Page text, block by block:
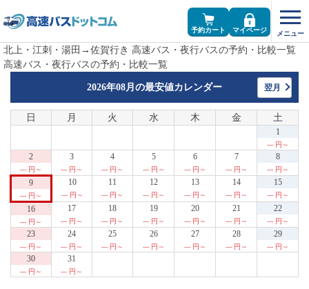
予約カート マイページ
北上・江刺・湯田→佐賀行き 高速バス・夜行バスの予約・比較一覧
高速バス・夜行バスの予約・比較一覧
2026年08月の最安値カレンダー 翌月
日 月 火 水 木 金 土
1
--- 円～
2
--- 円～
3
--- 円～
4
--- 円～
5
--- 円～
6
--- 円～
7
--- 円～
8
--- 円～
9
--- 円～
10
--- 円～
11
--- 円～
12
--- 円～
13
--- 円～
14
--- 円～
15
--- 円～
16
--- 円～
17
--- 円～
18
--- 円～
19
--- 円～
20
--- 円～
21
--- 円～
22
--- 円～
23
--- 円～
24
--- 円～
25
--- 円～
26
--- 円～
27
--- 円～
28
--- 円～
29
--- 円～
30
--- 円～
31
--- 円～